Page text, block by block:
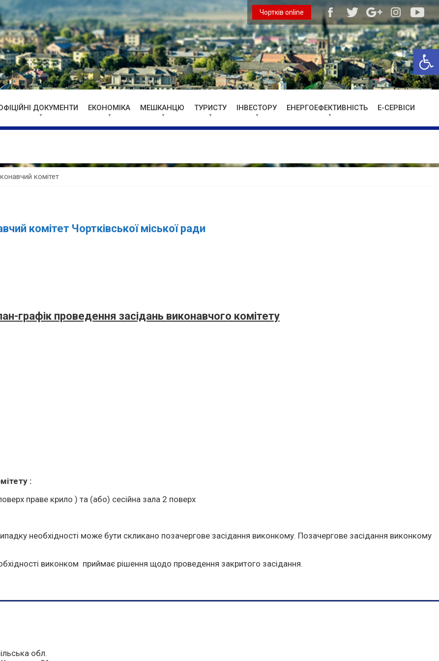
Чортків online
ДОКУМЕНТИ ЕКОНОМІКА МЕШКАНЦЮ ТУРИСТУ ІНВЕСТОРУ ЕНЕРГОЕФЕКТИВНІСТЬ Е-СЕРВІСИ
комітет
комітет Чортківської міської ради
графік проведення засідань виконавчого комітету
:
праве крило ) та (або) сесійна зала 2 поверх
необхідності може бути скликано позачергове засідання виконкому. Позачергове засідання виконкому
виконком приймає рішення щодо проведення закритого засідання.
обл.